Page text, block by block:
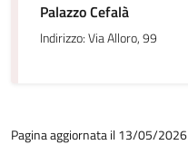
Palazzo Cefalà
Indirizzo: Via Alloro, 99
Pagina aggiornata il 13/05/2026